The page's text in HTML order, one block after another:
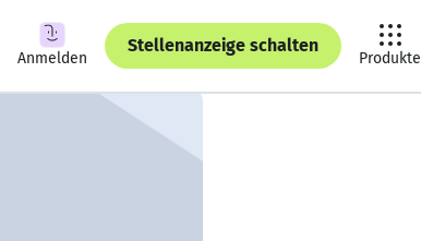
Anmelden
Stellenanzeige schalten
Produkte